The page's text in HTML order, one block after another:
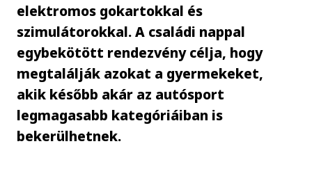
elektromos gokartokkal és
szimulátorokkal. A családi nappal
egybekötött rendezvény célja, hogy
megtalálják azokat a gyermekeket,
akik később akár az autósport
legmagasabb kategóriáiban is
bekerülhetnek.